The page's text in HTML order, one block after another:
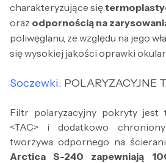
charakteryzujące się
oraz odpornością na
poliwęglanu, ze względu na jego
się wysokiej jakości oprawki
Soczewki: POLARYZACYJNE
Filtr polaryzacyjny pokryty jest
<TAC> i dodatkowo
tworzywa odpornego na
Arctica S-240 zapewniają